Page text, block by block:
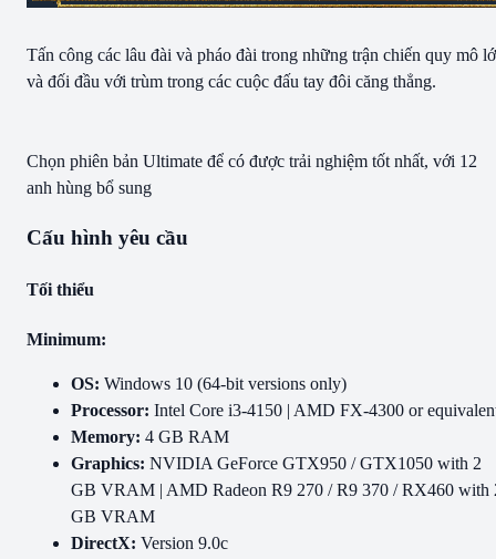
Tấn công các lâu đài và pháo đài trong những trận chiến quy mô
và đối đầu với trùm trong các cuộc đấu tay đôi căng thẳng.
Chọn phiên bản Ultimate để có được trải nghiệm tốt nhất, với 12
anh hùng bổ sung
Cấu hình yêu cầu
Tối thiểu
Minimum:
OS: Windows 10 (64-bit versions only)
Processor: Intel Core i3-4150 | AMD FX-4300 or
Memory: 4 GB RAM
Graphics: NVIDIA GeForce GTX950 / GTX1050 with 2
GB VRAM | AMD Radeon R9 270 / R9 370 / RX460 with
GB VRAM
DirectX: Version 9.0c